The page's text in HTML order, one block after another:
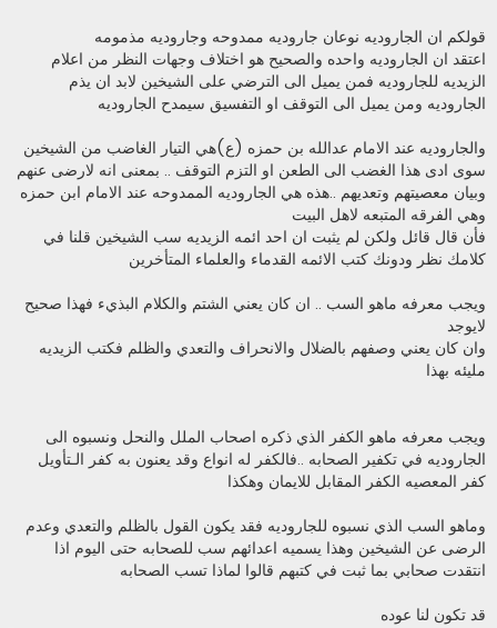
قولكم ان الجاروديه نوعان جاروديه ممدوحه وجاروديه مذمومه
اعتقد ان الجاروديه واحده والصحيح هو اختلاف وجهات النظر من اعلام
الزيديه للجاروديه فمن يميل الى الترضي على الشيخين لابد ان يذم
الجاروديه ومن يميل الى التوقف او التفسيق سيمدح الجاروديه
والجاروديه عند الامام عدالله بن حمزه (ع)هي التيار الغاضب من الشيخين
سوى ادى هذا الغضب الى الطعن او التزم التوقف .. بمعنى انه لارضى عنهم
وبيان معصيتهم وتعديهم ..هذه هي الجاروديه الممدوحه عند الامام ابن حمزه
وهي الفرقه المتبعه لاهل البيت
فأن قال قائل ولكن لم يثبت ان احد ائمه الزيديه سب الشيخين قلنا في
كلامك نظر ودونك كتب الائمه القدماء والعلماء المتأخرين
ويجب معرفه ماهو السب .. ان كان يعني الشتم والكلام البذيء فهذا صحيح
لايوجد
وان كان يعني وصفهم بالضلال والانحراف والتعدي والظلم فكتب الزيديه
مليئه بهذا
ويجب معرفه ماهو الكفر الذي ذكره اصحاب الملل والنحل ونسبوه الى
الجاروديه في تكفير الصحابه ..فالكفر له انواع وقد يعنون به كفر الـتأويل
كفر المعصيه الكفر المقابل للايمان وهكذا
وماهو السب الذي نسبوه للجاروديه فقد يكون القول بالظلم والتعدي وعدم
الرضى عن الشيخين وهذا يسميه اعدائهم سب للصحابه حتى اليوم اذا
انتقدت صحابي بما ثبت في كتبهم قالوا لماذا تسب الصحابه
قد تكون لنا عوده